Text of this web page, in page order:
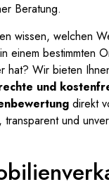
Beratung.
wissen, welchen
einem bestimmten
hat? Wir bieten
und
direkt
transparent und